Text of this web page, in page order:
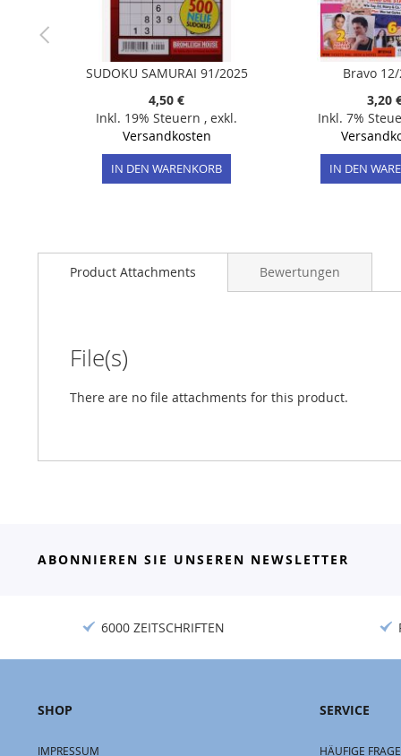
SUDOKU SAMURAI 91/2025
4,50 €
Inkl. 19% Steuern , exkl.
Versandkosten
IN DEN WARENKORB
Bravo
3,20
Inkl. 7%
IN DEN
Product Attachments
File(s)
There are no file attachments for this product.
Bewertungen
ABONNIEREN SIE UNSEREN NEWSLETTER
6000 ZEITSCHRIFTEN
SHOP
IMPRESSUM
SERVICE
HÄUFIGE